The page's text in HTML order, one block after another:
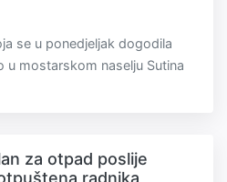
se u ponedjeljak dogodila
u mostarskom naselju Sutina
za otpad poslije
radnika